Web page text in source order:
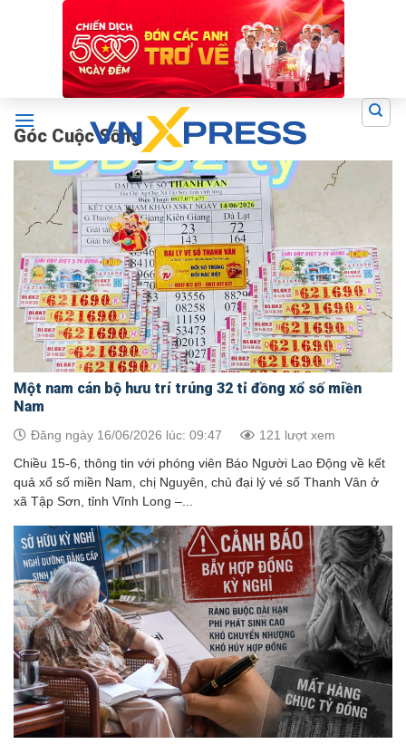
Góc Cuộc Sống
Một nam cán bộ hưu trí trúng 32 tỉ đồng xổ số miền
Nam
Đăng ngày 16/06/2026 lúc: 09:47 121 lượt xem
Chiều 15-6, thông tin với phóng viên Báo Người Lao Động về kết
quả xổ số miền Nam, chị Nguyên, chủ đại lý vé số Thanh Vân ở
xã Tập Sơn, tỉnh Vĩnh Long –...